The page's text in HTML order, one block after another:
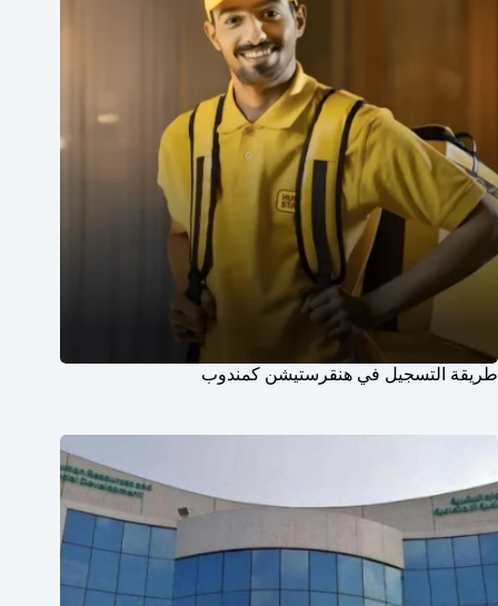
طريقة التسجيل في هنقرستيشن كمندوب